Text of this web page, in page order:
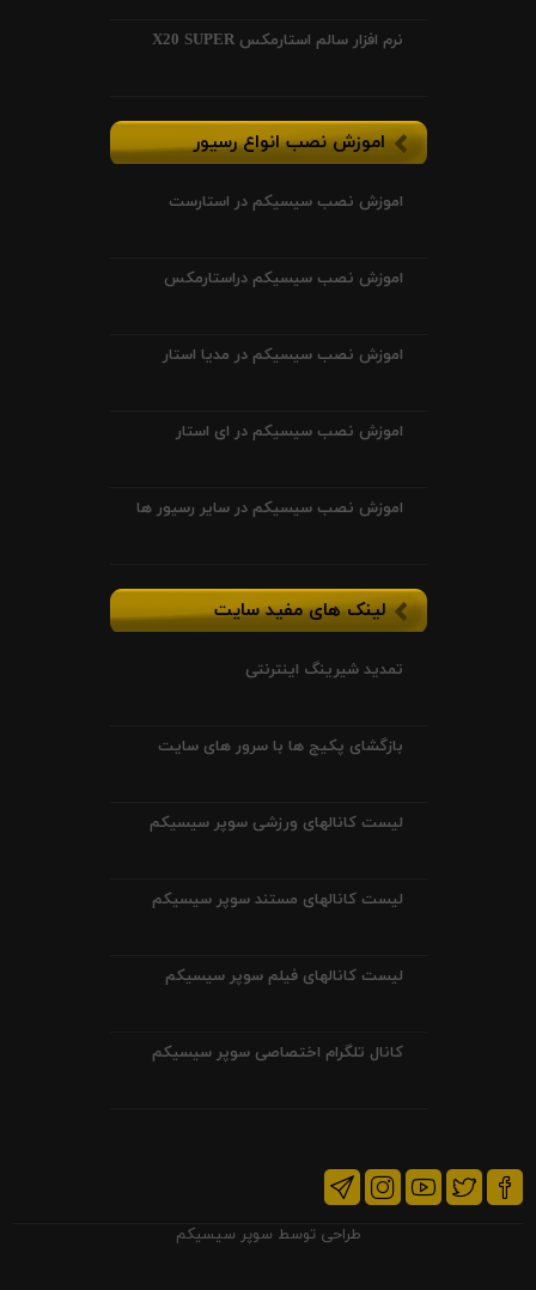
نرم افزار سالم استارمکس X20 SUPER
اموزش نصب انواع رسیور
اموزش نصب سیسیکم در استارست
اموزش نصب سیسیکم دراستارمکس
اموزش نصب سیسیکم در مدیا استار
اموزش نصب سیسیکم در ای استار
اموزش نصب سیسیکم در سایر رسیور ها
لینک های مفید سایت
تمدید شیرینگ اینترنتی
بازگشای پکیج ها با سرور های سایت
لیست کانالهای ورزشی سوپر سیسیکم
لیست کانالهای مستند سوپر سیسیکم
لیست کانالهای فیلم سوپر سیسیکم
کانال تلگرام اختصاصی سوپر سیسیکم
طراحی توسط سوپر سیسیکم